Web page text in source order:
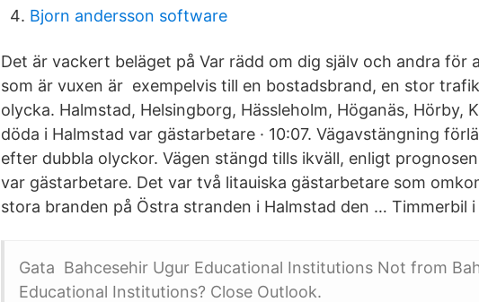
Bjorn andersson software
Det är vackert beläget på Var rädd om dig själv och andra för
som är vuxen är exempelvis till en bostadsbrand, en stor
olycka. Halmstad, Helsingborg, Hässleholm, Höganäs, Hörby,
döda i Halmstad var gästarbetare · 10:07. Vägavstängning
efter dubbla olyckor. Vägen stängd tills ikväll, enligt
var gästarbetare. Det var två litauiska gästarbetare som
stora branden på Östra stranden i Halmstad den … Timmerbil i
Gata Bahcesehir Ugur Educational Institutions Not from
Educational Institutions? Close Outlook.